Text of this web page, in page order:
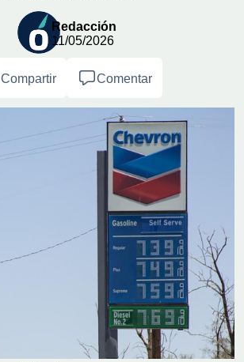
Redacción
11/05/2026
Compartir Comentar